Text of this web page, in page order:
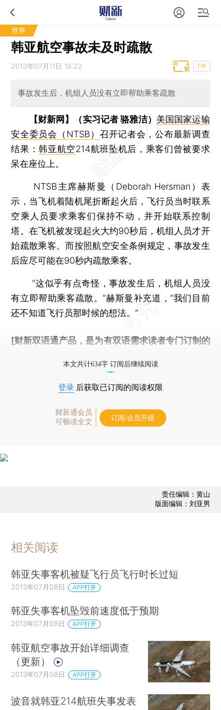
世界
韩亚航空事故未及时疏散
2013年07月11日 19:22 T中
事故发生后，机组人员没有立即帮助乘客疏散
【财新网】（实习记者 骆雅洁） 美国国家运输
安全委员会（NTSB） 召开记者会，公布最新调查
结果：韩亚航空214航班坠机后，乘客们曾被要求
呆在座位上。
NTSB主席赫斯曼（Deborah Hersman）表
示，当飞机着陆机尾折断起火后，飞行员当时联系
空乘人员要求乘客们保持不动，并开始联系控制
塔。在飞机被发现起火大约90秒后，机组人员才开
始疏散乘客。而按照航空安全条例规定，事故发生
后应尽可能在90秒内疏散乘客。
“这似乎有点奇怪，事故发生后，机组人员没
有立即帮助乘客疏散。”赫斯曼补充道，“我们目前
还不知道飞行员那时候的想法。”
[财新双语通产品，是为有双语需求读者专门订制的
本文共计634字 订阅后继续阅读
登录 后获取已订阅的阅读权限
财新通会员
可畅读全文
订阅/会员升级
责任编辑：黄山
版面编辑：刘亚男
相关阅读
韩亚失事客机被疑飞行员飞行时长过短
2013年07月08日 APP打开
韩亚失事客机坠毁前速度低于预期
2013年07月09日 APP打开
韩亚航空事故开始详细调查
（更新）
2013年07月08日 APP打开
波音就韩亚214航班失事发表